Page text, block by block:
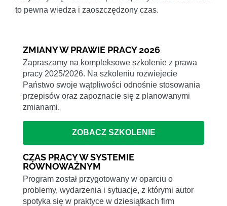
to pewna wiedza i zaoszczędzony czas.
ZMIANY W PRAWIE PRACY 2026
Zapraszamy na kompleksowe szkolenie z prawa
pracy 2025/2026. Na szkoleniu rozwiejecie
Państwo swoje wątpliwości odnośnie stosowania
przepisów oraz zapoznacie się z planowanymi
zmianami.
ZOBACZ SZKOLENIE
CZAS PRACY W SYSTEMIE
RÓWNOWAŻNYM
Program został przygotowany w oparciu o
problemy, wydarzenia i sytuacje, z którymi autor
spotyka się w praktyce w dziesiątkach firm